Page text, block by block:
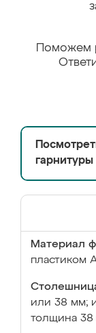
Поможем
гарнитуры
Материал
пластиком
или 38 мм;
толщина